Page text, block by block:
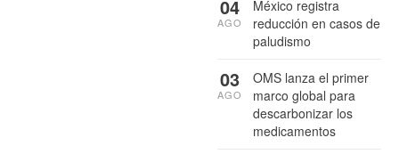
México registra
reducción en casos de
paludismo
04
AGO
OMS lanza el primer
marco global para
descarbonizar los
medicamentos
03
AGO